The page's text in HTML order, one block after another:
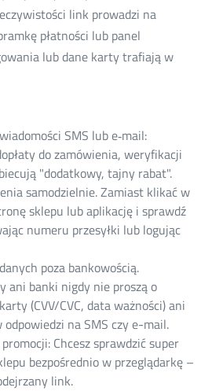
link prowadzi na
płatności lub panel
lub dane karty trafiają w
SMS lub e‑mail:
do zamówienia, weryfikacji
"dodatkowy, tajny rabat".
samodzielnie. Zamiast klikać w
sklepu lub aplikację i sprawdź
numeru przesyłki lub logując
poza bankowością.
ani banki nigdy nie proszą o
(CVV/CVC, data ważności) ani
na SMS czy e-mail.
Chcesz sprawdzić super
bezpośrednio w przeglądarkę –
link.